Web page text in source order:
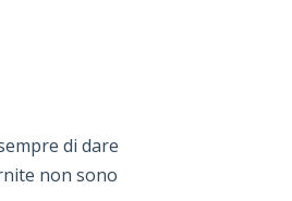
di dare
non sono